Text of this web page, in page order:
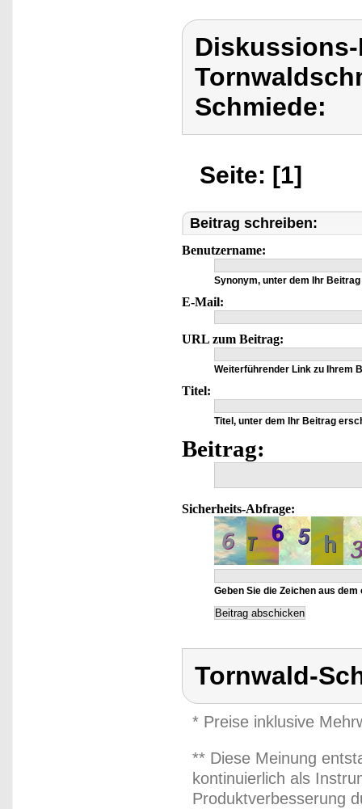
Schmiede:
Seite: [1]
Beitrag schreiben:
Benutzername:
Synonym, unter dem Ihr
E-Mail:
URL zum Beitrag:
Weiterführender Link zu Ihrem
Titel:
Titel, unter dem Ihr Beitrag
Beitrag:
Sicherheits-Abfrage:
Geben Sie die Zeichen aus
Tornwald-
* Preise inklusive
** Diese Meinung
kontinuierlich als
Produktverbesserung